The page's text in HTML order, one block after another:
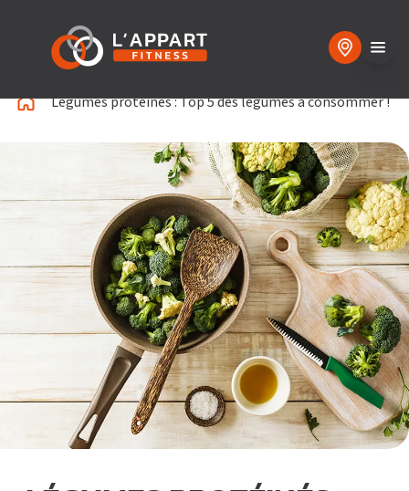
Légumes protéinés : Top 5 des légumes à consommer !